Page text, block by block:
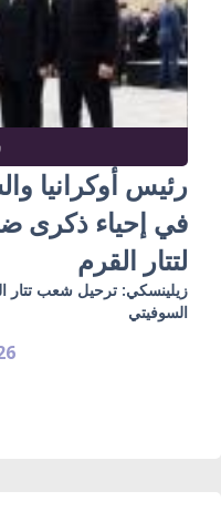
رئيس أوكرانيا
في إحياء ذكرى
لتتار القرم
زيلينسكي: ترحيل شعب تتار
السوفيتي